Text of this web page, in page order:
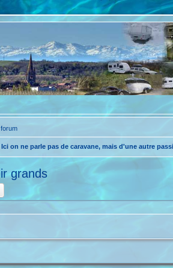
Ici on ne parle pas de caravane, mais d'une autre
grands